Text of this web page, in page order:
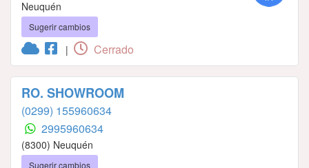
Neuquén
Sugerir cambios
| Cerrado
RO. SHOWROOM
(0299) 155960634
2995960634
(8300) Neuquén
Sugerir cambios